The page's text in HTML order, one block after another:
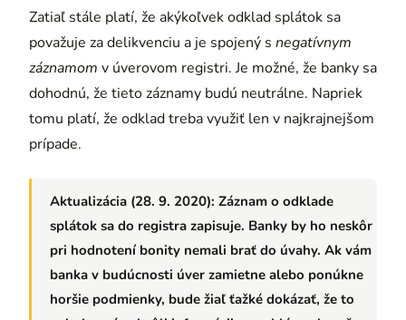
Zatiaľ stále platí, že akýkoľvek odklad splátok sa
považuje za delikvenciu a je spojený s negatívnym
záznamom v úverovom registri. Je možné, že banky sa
dohodnú, že tieto záznamy budú neutrálne. Napriek
tomu platí, že odklad treba využiť len v najkrajnejšom
prípade.
Aktualizácia (28. 9. 2020): Záznam o odklade
splátok sa do registra zapisuje. Banky by ho neskôr
pri hodnotení bonity nemali brať do úvahy. Ak vám
banka v budúcnosti úver zamietne alebo ponúkne
horšie podmienky, bude žiaľ ťažké dokázať, že to